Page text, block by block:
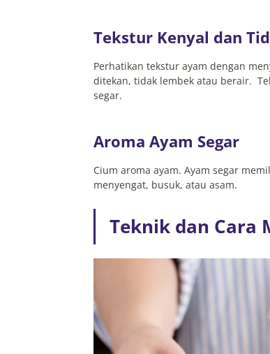
Tekstur Kenyal dan
Perhatikan tekstur ayam dengan
ditekan, tidak lembek atau berair.
segar.
Aroma Ayam Segar
Cium aroma ayam. Ayam segar
menyengat, busuk, atau asam.
Teknik dan Cara